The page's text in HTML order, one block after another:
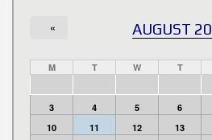
AUGUST
«
M T W T
3
4 5 6
10
11 12 13